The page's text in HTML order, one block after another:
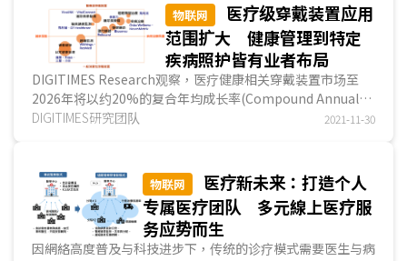
物联网
医疗级穿戴装置应用
范围扩大 健康管理到特定
疾病照护皆有业者布局
DIGITIMES Research观察，医疗健康相关穿戴装置市场至
2026年将以约20%的复合年均成长率(Compound Annual
Growth Rate；CAGR)持续成长，虽一般消费性穿戴装置...
DIGITIMES研究团队 2021-11-30
物联网
医疗新未来：打造个人
专属医疗团队 多元線上医疗服
务应势而生
因網絡高度普及与科技进步下，传统的诊疗模式需要医生与病